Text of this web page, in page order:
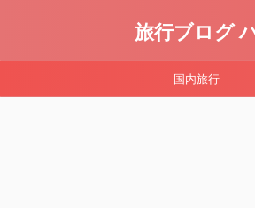
旅行ブログ
国内旅行